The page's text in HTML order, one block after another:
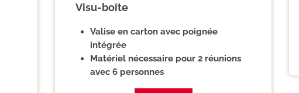
Visu-boîte
Valise en carton avec poignée
intégrée
Matériel nécessaire pour 2 réunions
avec 6 personnes